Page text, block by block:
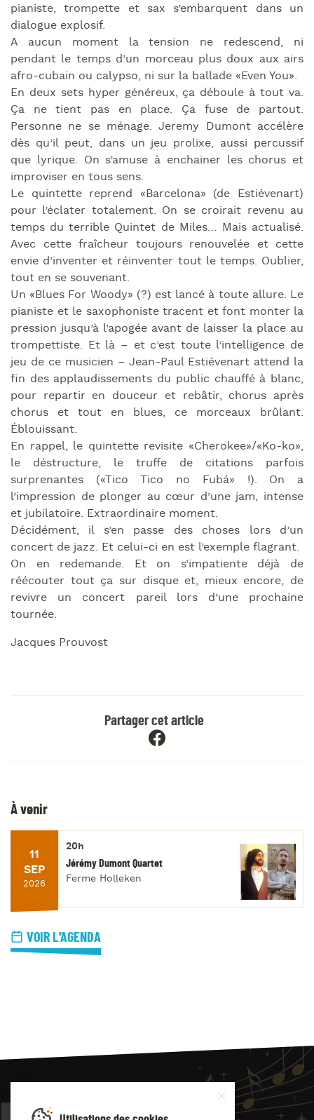
pianiste, trompette et sax s’embarquent dans un
dialogue explosif.
A aucun moment la tension ne redescend, ni
pendant le temps d’un morceau plus doux aux airs
afro-cubain ou calypso, ni sur la ballade «Even You».
En deux sets hyper généreux, ça déboule à tout va.
Ça ne tient pas en place. Ça fuse de partout.
Personne ne se ménage. Jeremy Dumont accélère
dès qu’il peut, dans un jeu prolixe, aussi percussif
que lyrique. On s’amuse à enchainer les chorus et
improviser en tous sens.
Le quintette reprend «Barcelona» (de Estiévenart)
pour l’éclater totalement. On se croirait revenu au
temps du terrible Quintet de Miles… Mais actualisé.
Avec cette fraîcheur toujours renouvelée et cette
envie d’inventer et réinventer tout le temps. Oublier,
tout en se souvenant.
Un «Blues For Woody» (?) est lancé à toute allure. Le
pianiste et le saxophoniste tracent et font monter la
pression jusqu’à l’apogée avant de laisser la place au
trompettiste. Et là – et c’est toute l’intelligence de
jeu de ce musicien – Jean-Paul Estiévenart attend la
fin des applaudissements du public chauffé à blanc,
pour repartir en douceur et rebâtir, chorus après
chorus et tout en blues, ce morceaux brûlant.
Éblouissant.
En rappel, le quintette revisite «Cherokee»/«Ko-ko»,
le déstructure, le truffe de citations parfois
surprenantes («Tico Tico no Fubá» !). On a
l’impression de plonger au cœur d’une jam, intense
et jubilatoire. Extraordinaire moment.
Décidément, il s’en passe des choses lors d’un
concert de jazz. Et celui-ci en est l’exemple flagrant.
On en redemande. Et on s’impatiente déjà de
réécouter tout ça sur disque et, mieux encore, de
revivre un concert pareil lors d’une prochaine
tournée.
Jacques Prouvost
Partager cet article
À venir
11
SEP
2026
20h
Jérémy Dumont Quartet
Ferme Holleken
VOIR L'AGENDA
JAZZ4